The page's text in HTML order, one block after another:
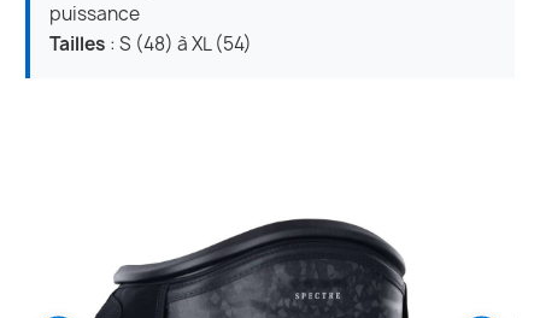
puissance
Tailles : S (48) à XL (54)